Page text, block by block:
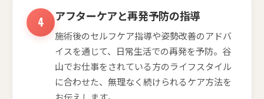
アフターケアと再発予防の指導
施術後のセルフケア指導や姿勢改善のアドバ
イスを通じて、日常生活での再発を予防。谷
山でお仕事をされている方のライフスタイル
に合わせた、無理なく続けられるケア方法を